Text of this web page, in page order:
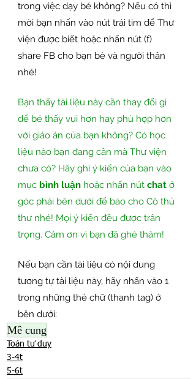
trong việc dạy bé không? Nếu có thì
mời bạn nhấn vào nút trái tim để Thư
viện được biết hoặc nhấn nút (f)
share FB cho bạn bè và người thân
nhé!
Bạn thấy tài liệu này cần thay đổi gì
để bé thấy vui hơn hay phù hợp hơn
với giáo án của bạn không? Có học
liệu nào bạn đang cần mà Thư viện
chưa có? Hãy ghi ý kiến của bạn vào
mục bình luận hoặc nhấn nút chat ở
góc phải bên dưới để báo cho Cô thủ
thư nhé! Mọi ý kiến đều được trân
trọng. Cảm ơn vì bạn đã ghé thăm!
Nếu bạn cần tài liệu có nội dung
tương tự tài liệu này, hãy nhấn vào 1
trong những thẻ chữ (thanh tag) ở
bên dưới:
Mê cung
Toán tư duy
3-4t
5-6t